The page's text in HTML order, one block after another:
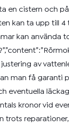
en cistern och
kan ta upp till
kan använda
av
man få garanti
eventuella
kronor vid
trots